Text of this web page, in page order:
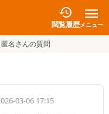
閲覧履歴メニュー
匿名さんの質問
03-06 17:15